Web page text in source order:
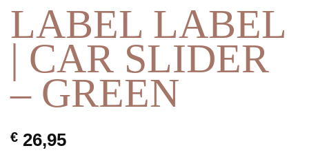
LABEL LABEL
| CAR SLIDER
– GREEN
€ 26,95